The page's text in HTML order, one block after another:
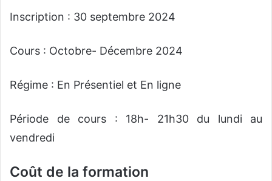
Inscription : 30 septembre 2024
Cours : Octobre- Décembre 2024
Régime : En Présentiel et En ligne
Période de cours : 18h- 21h30 du lundi au
vendredi
Coût de la formation